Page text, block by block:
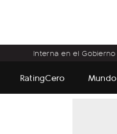
Interna en el Gobierno
RatingCero Mundo